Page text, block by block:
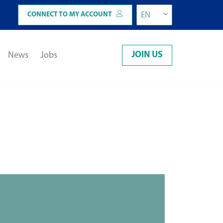
CONNECT TO MY ACCOUNT EN
News Jobs JOIN US